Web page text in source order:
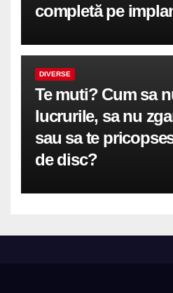
completă pe
DIVERSE
Te muti? Cum sa
lucrurile, sa nu
sau sa te
de disc?